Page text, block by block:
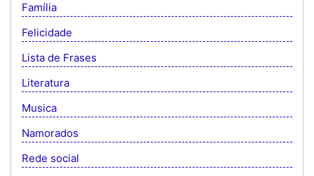
Família
Felicidade
Lista de Frases
Literatura
Musica
Namorados
Rede social